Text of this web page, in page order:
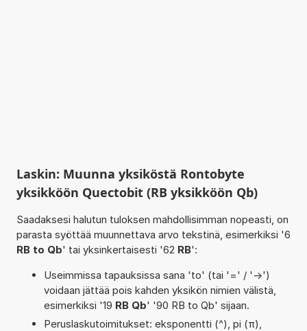
Laskin: Muunna yksiköstä Rontobyte
yksikköön Quectobit (RB yksikköön Qb)
Saadaksesi halutun tuloksen mahdollisimman nopeasti, on
parasta syöttää muunnettava arvo tekstinä, esimerkiksi '6
RB to Qb' tai yksinkertaisesti '62 RB':
Useimmissa tapauksissa sana 'to' (tai '=' / '->')
voidaan jättää pois kahden yksikön nimien välistä,
esimerkiksi '19 RB Qb' '90 RB to Qb' sijaan.
Peruslaskutoimitukset: eksponentti (^), pi (π),